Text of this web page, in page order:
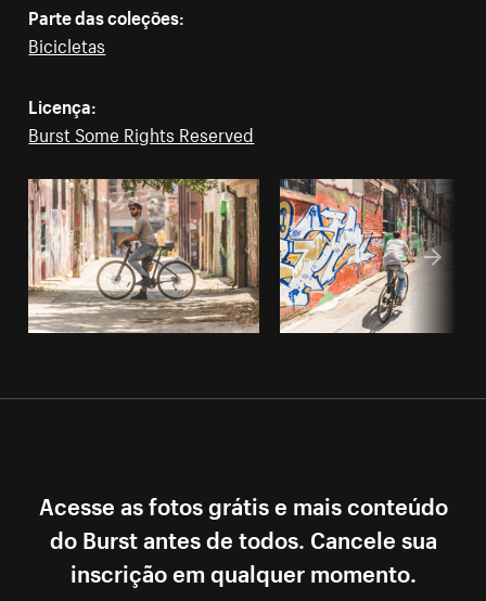
Parte das coleções:
Bicicletas
Licença:
Burst Some Rights Reserved
Acesse as fotos grátis e mais conteúdo
do Burst antes de todos. Cancele sua
inscrição em qualquer momento.